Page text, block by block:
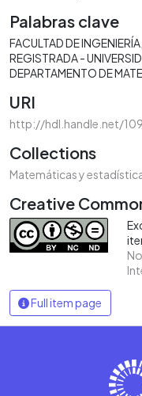
Palabras clave
FACULTAD DE INGENIERÍA
REGISTRADA -
DEPARTAMENTO DE
URI
http://hdl.handle.net/
Collections
Matemáticas y
Creative
Full item page